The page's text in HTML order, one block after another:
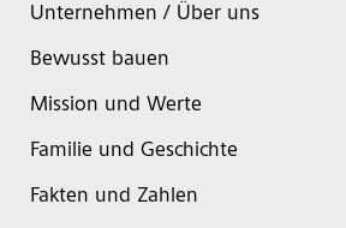
Unternehmen / Über uns
Bewusst bauen
Mission und Werte
Familie und Geschichte
Fakten und Zahlen